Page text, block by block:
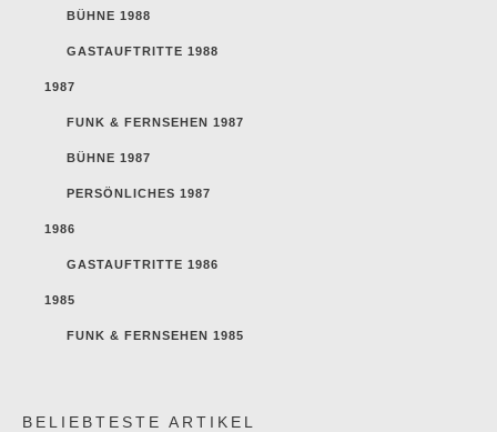
BÜHNE 1988
GASTAUFTRITTE 1988
1987
FUNK & FERNSEHEN 1987
BÜHNE 1987
PERSÖNLICHES 1987
1986
GASTAUFTRITTE 1986
1985
FUNK & FERNSEHEN 1985
BELIEBTESTE ARTIKEL